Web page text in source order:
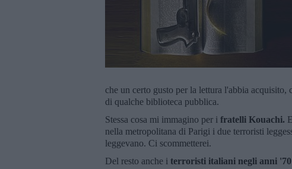
che un certo gusto per la lettura l'abbia acquisito,
di qualche biblioteca pubblica.
Stessa cosa mi immagino per i fratelli Kouachi.
nella metropolitana di Parigi i due terroristi
leggevano. Ci scommetterei.
Del resto anche i terroristi italiani negli anni